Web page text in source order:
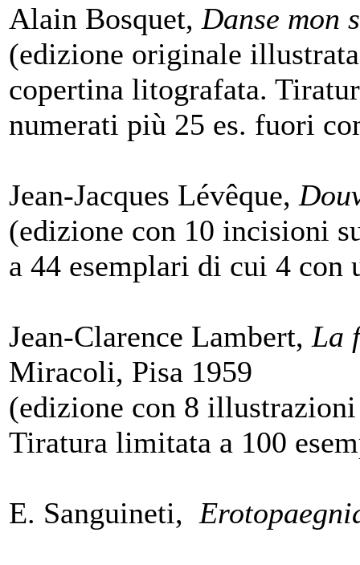
Alain Bosquet, Danse mon
(edizione originale
copertina litografata.
numerati più 25 es. fuori
Jean-Jacques Lévêque,
(edizione con 10 incisioni
a 44 esemplari di cui 4 con
Jean-Clarence Lambert, La
Miracoli, Pisa 1959
(edizione con 8
Tiratura limitata a 100
E. Sanguineti,